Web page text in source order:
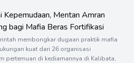
Kepemudaan, Mentan Amran
bagi Mafia Beras Fortifikasi
membongkar dugaan praktik mafia
kuat dari 26 organisasi
pertemuan di kediamannya di Kalibata,